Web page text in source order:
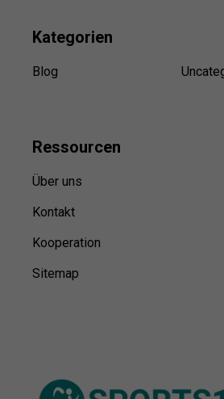
Kategorien
Blog
Ressourcen
Über uns
Kontakt
Kooperation
Sitemap